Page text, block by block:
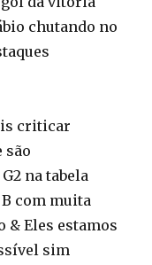
chutando no
criticar
são
na tabela
com muita
& Eles estamos
sim